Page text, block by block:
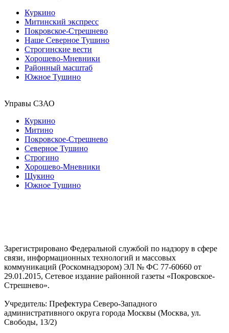
Куркино
Митинский экспресс
Покровское-Стрешнево
Наше Северное Тушино
Строгинские вести
Хорошево-Мневники
Районный масштаб
Южное Тушино
Управы СЗАО
Куркино
Митино
Покровское-Стрешнево
Северное Тушино
Строгино
Хорошево-Мневники
Щукино
Южное Тушино
Зарегистрировано Федеральной службой по надзору в сфере
связи, информационных технологий и массовых
коммуникаций (Роскомнадзором) ЭЛ № ФС 77-60660 от
29.01.2015, Сетевое издание районной газеты «Покровское-
Стрешнево».
Учредитель: Префектура Северо-Западного
административного округа города Москвы (Москва, ул.
Свободы, 13/2)